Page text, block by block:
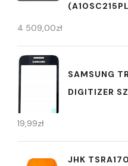
4 509,00zł
SAMSUNG
DIGITIZER
19,99zł
JHK